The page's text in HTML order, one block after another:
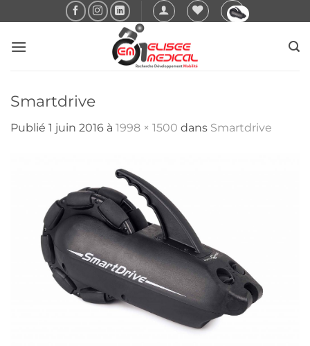
au
contenu
Smartdrive
Publié 1 juin 2016 à 1998 × 1500 dans Smartdrive